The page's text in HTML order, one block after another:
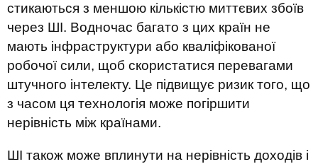
стикаються з меншою кількістю миттєвих збоїв
через ШІ. Водночас багато з цих країн не
мають інфраструктури або кваліфікованої
робочої сили, щоб скористатися перевагами
штучного інтелекту. Це підвищує ризик того, що
з часом ця технологія може погіршити
нерівність між країнами.
ШІ також може вплинути на нерівність доходів і